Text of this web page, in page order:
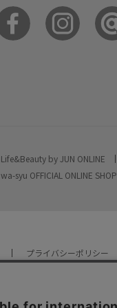
Life&Beauty by JUN ONLINE
wa-syu OFFICIAL ONLINE SHOP
プライバシーポリシー